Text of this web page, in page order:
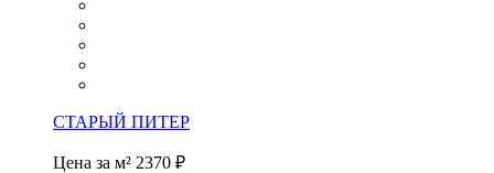
СТАРЫЙ ПИТЕР
Цена за м² 2370 ₽